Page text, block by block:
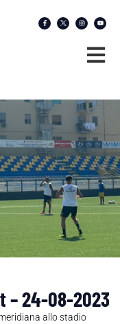
– 24-08-2023
allo stadio